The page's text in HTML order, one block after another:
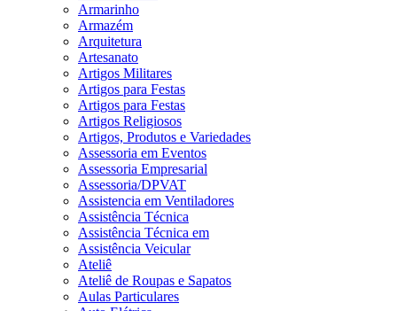
Armarinho
Armazém
Arquitetura
Artesanato
Artigos Militares
Artigos para Festas
Artigos para Festas
Artigos Religiosos
Artigos, Produtos e Variedades
Assessoria em Eventos
Assessoria Empresarial
Assessoria/DPVAT
Assistencia em Ventiladores
Assistência Técnica
Assistência Técnica em
Assistência Veicular
Ateliê
Ateliê de Roupas e Sapatos
Aulas Particulares